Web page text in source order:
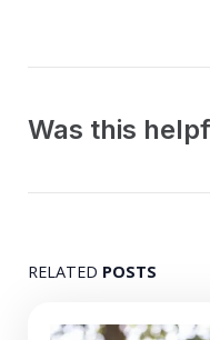
Was this
RELATED POSTS